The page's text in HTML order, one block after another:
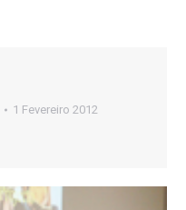
1 Fevereiro 2012